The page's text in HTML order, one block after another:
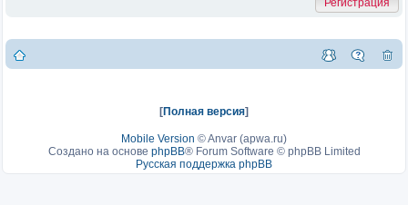
Регистрация
[Полная версия]
Mobile Version ©Anvar (apwa.ru)
Создано на основе phpBB® Forum Software © phpBB Limited
Русская поддержка phpBB